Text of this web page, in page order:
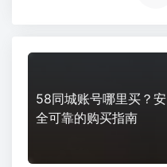
58同城账号哪里买？安
全可靠的购买指南